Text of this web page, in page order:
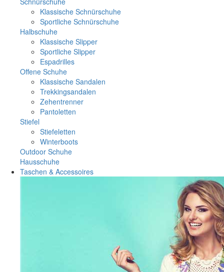
Klassische Schnürschuhe
Sportliche Schnürschuhe
Halbschuhe
Klassische Slipper
Sportliche Slipper
Espadrilles
Offene Schuhe
Klassische Sandalen
Trekkingsandalen
Zehentrenner
Pantoletten
Stiefel
Stiefeletten
Winterboots
Outdoor Schuhe
Hausschuhe
Taschen & Accessoires